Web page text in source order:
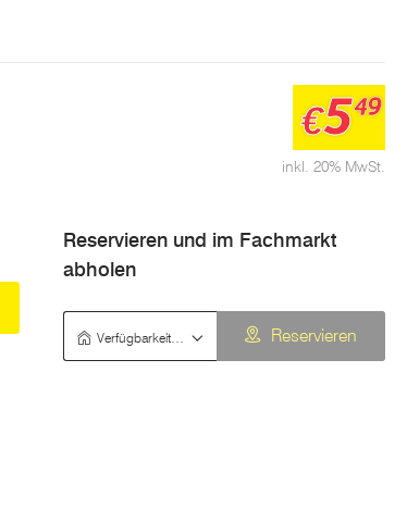
inkl. 20% MwSt.
€549
Reservieren und im Fachmarkt
abholen
Reservieren